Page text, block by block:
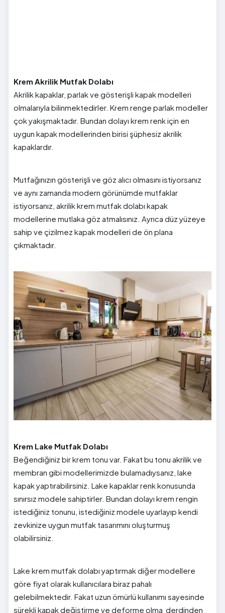
Krem Akrilik Mutfak Dolabı
Akrilik kapaklar, parlak ve gösterişli kapak modelleri
olmalarıyla bilinmektedirler. Krem renge parlak modeller
çok yakışmaktadır. Bundan dolayı krem renk için en
uygun kapak modellerinden birisi şüphesiz akrilik
kapaklardır.
Mutfağınızın gösterişli ve göz alıcı olmasını istiyorsanız
ve aynı zamanda modern görünümde mutfaklar
istiyorsanız, akrilik krem mutfak dolabı kapak
modellerine mutlaka göz atmalısınız. Ayrıca düz yüzeye
sahip ve çizilmez kapak modelleri de ön plana
çıkmaktadır.
Krem Lake Mutfak Dolabı
Beğendiğiniz bir krem tonu var. Fakat bu tonu akrilik ve
membran gibi modellerimizde bulamadıysanız, lake
kapak yaptırabilirsiniz. Lake kapaklar renk konusunda
sınırsız modele sahiptirler. Bundan dolayı krem rengin
istediğiniz tonunu, istediğiniz modele uyarlayıp kendi
zevkinize uygun mutfak tasarımını oluşturmuş
olabilirsiniz.
Lake krem mutfak dolabı yaptırmak diğer modellere
göre fiyat olarak kullanıcılara biraz pahalı
gelebilmektedir. Fakat uzun ömürlü kullanımı sayesinde
sürekli kapak değiştirme ve deforme olma derdinden